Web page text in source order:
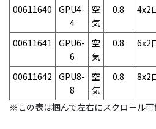
00611640 GPU4-
4
空
気
0.8 4x2
00611641 GPU6-
6
空
気
0.8 6x2
00611642 GPU8-
8
空
気
0.8 8x2
※この表は掴んで左右にスクロール可